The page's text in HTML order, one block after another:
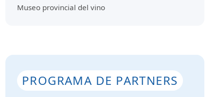
Museo provincial del vino
PROGRAMA DE PARTNERS